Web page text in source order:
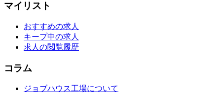
マイリスト
おすすめの求人
キープ中の求人
求人の閲覧履歴
コラム
ジョブハウス工場について